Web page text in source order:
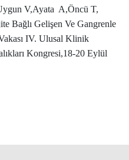
V,Ayata A,Öncü T,
Bağlı Gelişen Ve Gangrenle
IV. Ulusal Klinik
Kongresi,18-20 Eylül